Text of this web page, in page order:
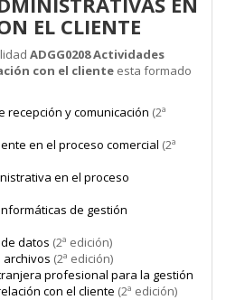
EL CLIENTE
ADGG0208 Actividades
con el cliente esta formado
recepción y comunicación (2ª
en el proceso comercial (2ª
en el proceso
de gestión
datos (2ª edición)
archivos (2ª edición)
profesional para la gestión
con el cliente (2ª edición)